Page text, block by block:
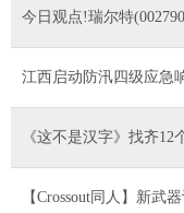
今日观点!瑞尔特
江西启动防汛四级应急
《这不是汉字》找齐
【Crossout同人】新武